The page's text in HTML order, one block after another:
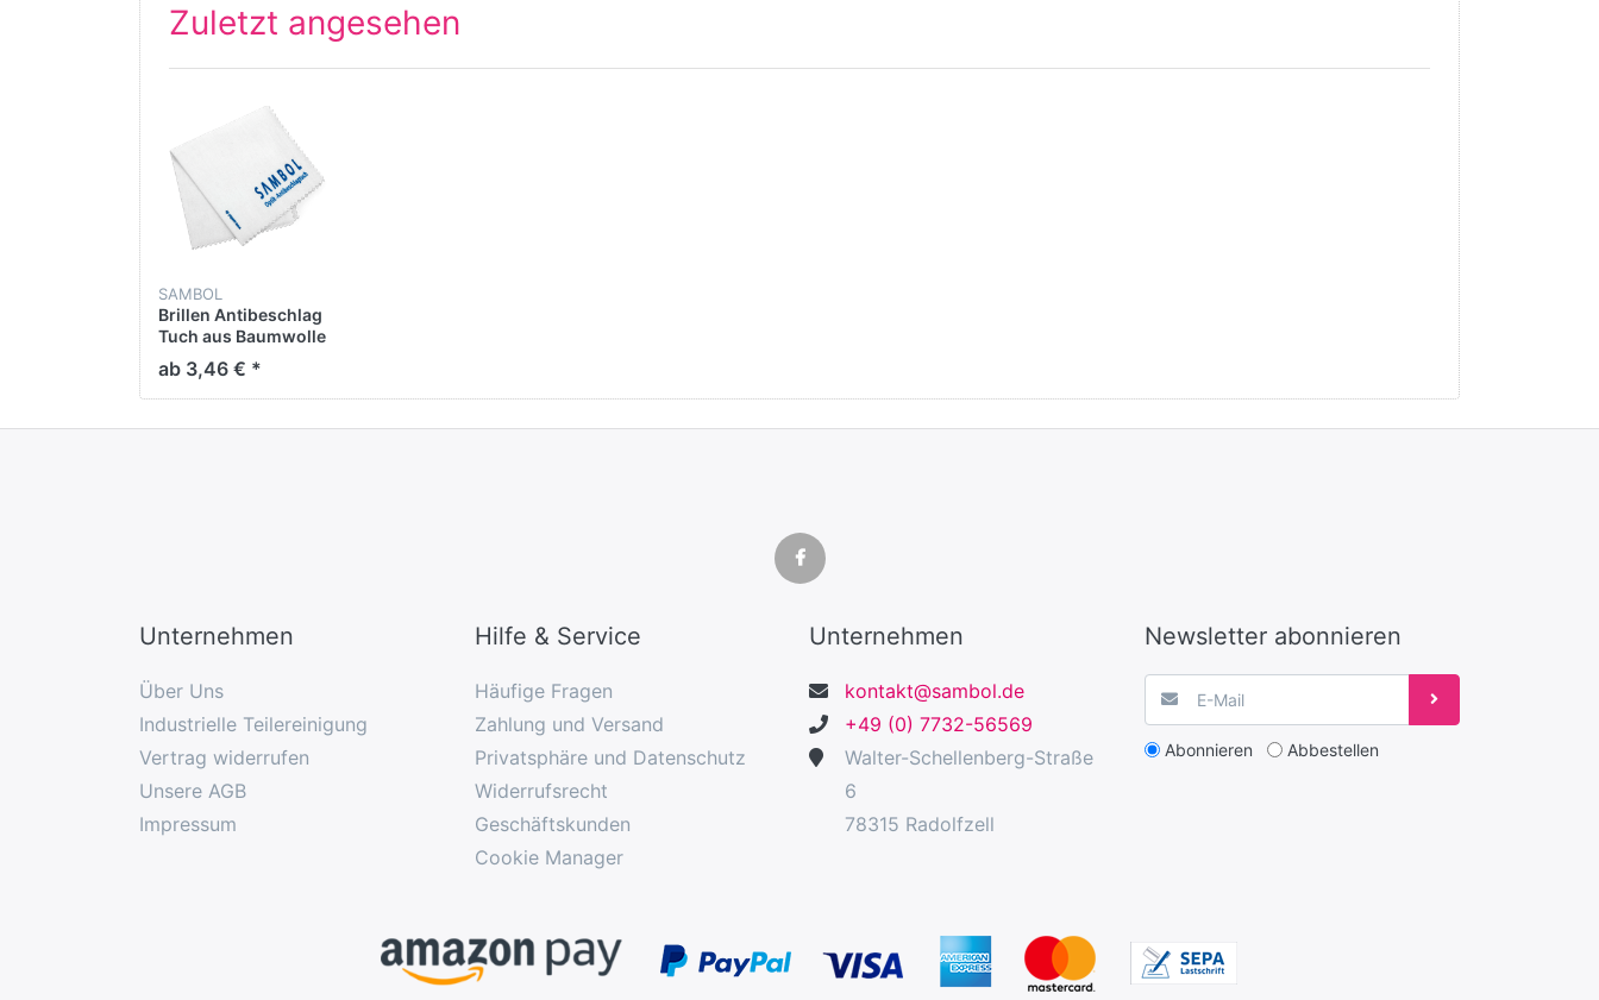
Zuletzt angesehen
SAMBOL
Brillen Antibeschlag
Tuch aus Baumwolle
ab 3,46 € *
Unternehmen
Über Uns
Industrielle Teilereinigung
Vertrag widerrufen
Unsere AGB
Impressum
Hilfe & Service
Häufige Fragen
Zahlung und Versand
Privatsphäre und Datenschutz
Widerrufsrecht
Geschäftskunden
Cookie Manager
Unternehmen
kontakt@sambol.de
+49 (0) 7732-56569
Walter-Schellenberg-Straße
6
78315 Radolfzell
Newsletter abonnieren
Abonnieren Abbestellen